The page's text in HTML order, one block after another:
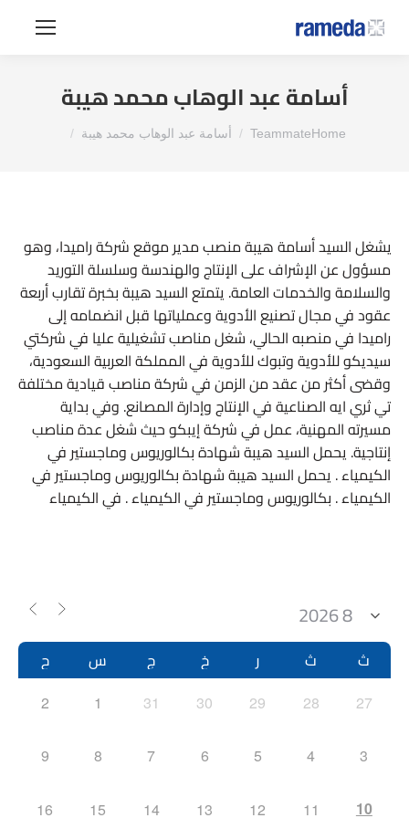
أسامة عبد الوهاب محمد هيبة
You are here:
Home
Teammate أسامة عبد الوهاب محمد هيبة
يشغل السيد أسامة هيبة منصب مدير موقع شركة راميدا، وهو
مسؤول عن الإشراف على الإنتاج والهندسة وسلسلة التوريد
والسلامة والخدمات العامة. يتمتع السيد هيبة بخبرة تقارب أربعة
عقود في مجال تصنيع الأدوية وعملياتها قبل انضمامه إلى
راميدا في منصبه الحالي، شغل مناصب تشغيلية عليا في شركتي
سيديكو للأدوية وتبوك للأدوية في المملكة العربية السعودية،
وقضى أكثر من عقد من الزمن في شركة مناصب قيادية مختلفة
تي ثري ايه الصناعية في الإنتاج وإدارة المصانع. وفي بداية
مسيرته المهنية، عمل في شركة إيبكو حيث شغل عدة مناصب
إنتاجية. يحمل السيد هيبة شهادة بكالوريوس وماجستير في
الكيمياء . يحمل السيد هيبة شهادة بكالوريوس وماجستير في
الكيمياء . بكالوريوس وماجستير في الكيمياء . في الكيمياء
ث ث ر خ ج س ح
27
28
29
30
31
1
2
3
4
5
6
7
8
9
10
11
12
13
14
15
16